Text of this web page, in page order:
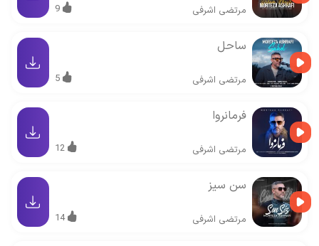
مرتضی اشرفی 9
ساحل
مرتضی اشرفی 5
فرمانروا
مرتضی اشرفی 12
سن سیز
مرتضی اشرفی 14